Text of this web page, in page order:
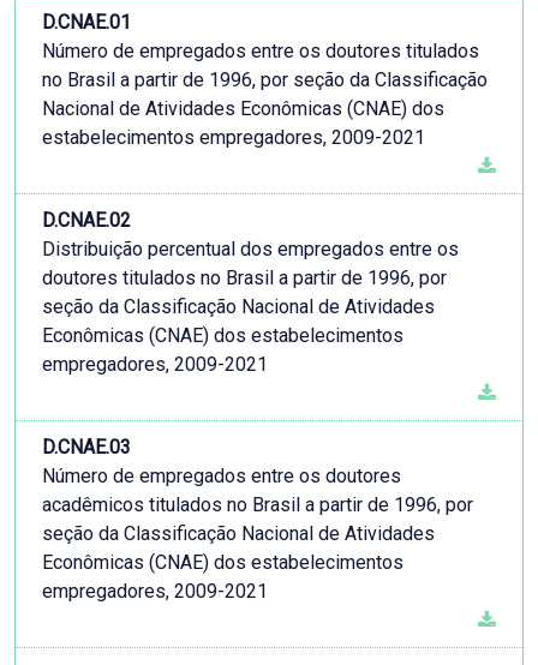
D.CNAE.01
Número de empregados entre os doutores titulados
no Brasil a partir de 1996, por seção da Classificação
Nacional de Atividades Econômicas (CNAE) dos
estabelecimentos empregadores, 2009-2021
D.CNAE.02
Distribuição percentual dos empregados entre os
doutores titulados no Brasil a partir de 1996, por
seção da Classificação Nacional de Atividades
Econômicas (CNAE) dos estabelecimentos
empregadores, 2009-2021
D.CNAE.03
Número de empregados entre os doutores
acadêmicos titulados no Brasil a partir de 1996, por
seção da Classificação Nacional de Atividades
Econômicas (CNAE) dos estabelecimentos
empregadores, 2009-2021